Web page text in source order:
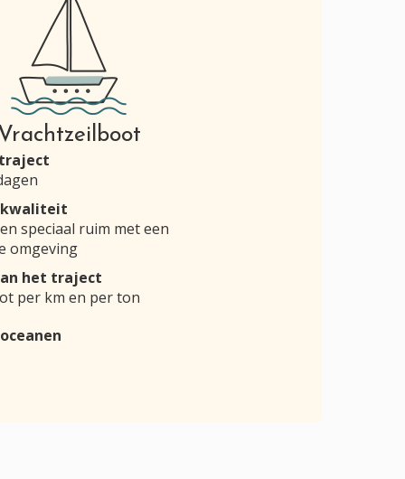
Vrachtzeilboot
kwaliteit
speciaal ruim met een
omgeving
het traject
per km en per ton